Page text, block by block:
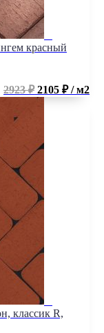
красный
2923 ₽2105 ₽ / м2
классик R,